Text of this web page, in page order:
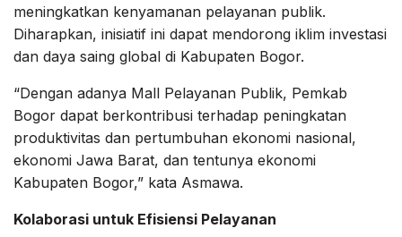
meningkatkan kenyamanan pelayanan publik.
Diharapkan, inisiatif ini dapat mendorong iklim investasi
dan daya saing global di Kabupaten Bogor.
“Dengan adanya Mall Pelayanan Publik, Pemkab
Bogor dapat berkontribusi terhadap peningkatan
produktivitas dan pertumbuhan ekonomi nasional,
ekonomi Jawa Barat, dan tentunya ekonomi
Kabupaten Bogor,” kata Asmawa.
Kolaborasi untuk Efisiensi Pelayanan